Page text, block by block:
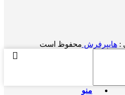
:هایپرفرشمحفوظ است
منو